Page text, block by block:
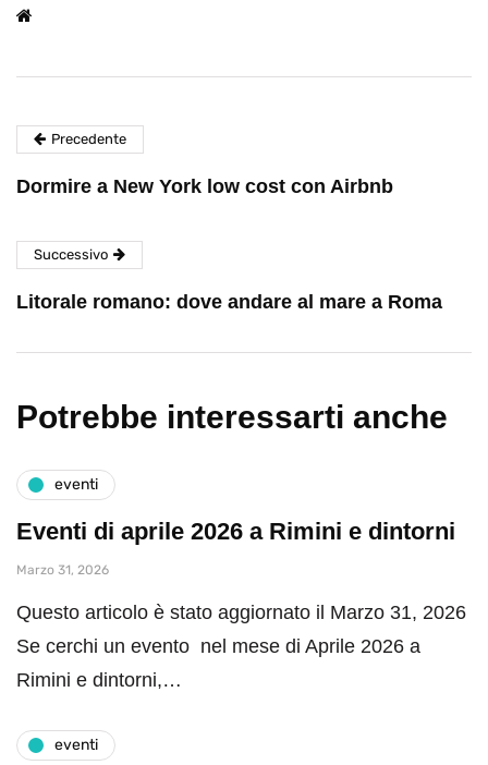
Precedente
Dormire a New York low cost con Airbnb
Successivo
Litorale romano: dove andare al mare a Roma
Potrebbe interessarti anche
eventi
Eventi di aprile 2026 a Rimini e dintorni
Marzo 31, 2026
Questo articolo è stato aggiornato il Marzo 31, 2026
Se cerchi un evento nel mese di Aprile 2026 a
Rimini e dintorni,…
eventi